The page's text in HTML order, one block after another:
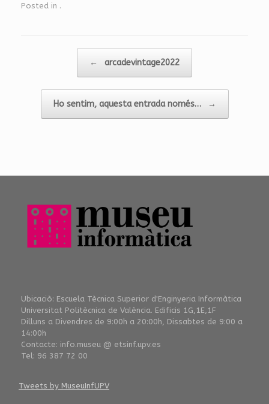
Posted in .
← arcadevintage2022
Ho sentim, aquesta entrada només… →
Ubicaciò: Escuela Tècnica Superior d'Enginyeria Informàtica
Universitat Politècnica de València. Edificis 1G,1E,1F
Dilluns a Divendres de 9:00h a 20:00h, Dissabtes de 9:00 a
14:00h
Contacte: info.museu @ etsinf.upv.es
Tel: 96 387 72 00
Tweets by MuseuInfUPV